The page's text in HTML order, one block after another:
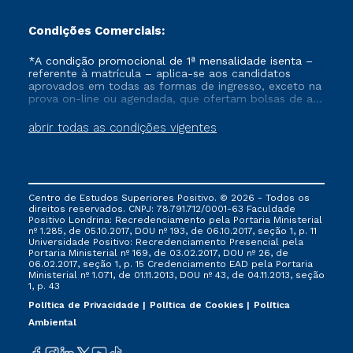
Condições Comerciais:
abrir todas as condições vigentes
*A condição promocional de 1ª mensalidade isenta –
referente à matrícula – aplica-se aos candidatos
aprovados em todas as formas de ingresso, exceto na
prova on-line ou agendada, que ofertam bolsas de até
vigente, que ainda não tenham efetivado e/ou não
tenham cancelado ou trancado sua matrícula em uma
via FIES, Prouni e outros programas governamentais, e
não se acumula com nenhuma outra campanha
ofertada pela Instituição.
Centro de Estudos Superiores Positivo. © 2026 - Todos os
direitos reservados. CNPJ: 78.791.712/0001-63 Faculdade
Positivo Londrina: Recredenciamento pela Portaria Ministerial
nº 1.285, de 05.10.2017, DOU nº 193, de 06.10.2017, seção 1, p. 11
Universidade Positivo: Recredenciamento Presencial ​pela
Portaria Ministerial nº 169, de 03.02.2017, DOU nº 26, de
06.02.2017, seção 1, p. 15 Credenciamento EAD pela Portaria
Ministerial nº 1.071, de 01.11.2013, DOU nº 43, de 04.11.2013, seção
1, p. 43
Política de Privacidade
Política de Cookies
Política
Ambiental